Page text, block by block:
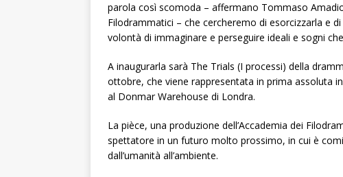
parola così scomoda – affermano Tommaso
Filodrammatici – che cercheremo di esorcizzarla e
volontà di immaginare e perseguire ideali e sogni
A inaugurarla sarà The Trials (I processi) della
ottobre, che viene rappresentata in prima assoluta
al Donmar Warehouse di Londra.
La pièce, una produzione dell’Accademia dei
spettatore in un futuro molto prossimo, in cui è
dall’umanità all’ambiente.